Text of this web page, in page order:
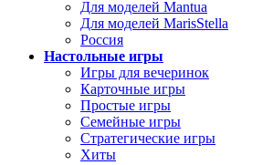
Для моделей Mantua
Для моделей MarisStella
Россия
Настольные игры
Игры для вечеринок
Карточные игры
Простые игры
Семейные игры
Стратегические игры
Хиты